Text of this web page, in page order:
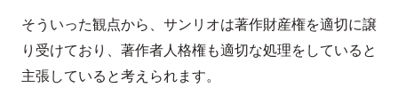
そういった観点から、サンリオは著作財産権を適切に譲
り受けており、著作者人格権も適切な処理をしていると
主張していると考えられます。